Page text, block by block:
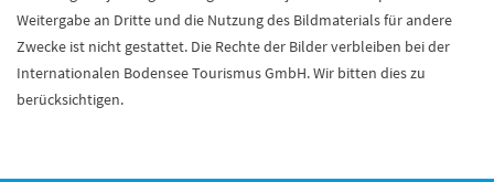
Weitergabe an Dritte und die Nutzung des Bildmaterials für andere
Zwecke ist nicht gestattet. Die Rechte der Bilder verbleiben bei der
Internationalen Bodensee Tourismus GmbH. Wir bitten dies zu
berücksichtigen.